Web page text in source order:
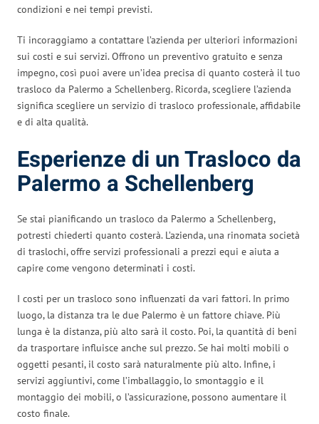
condizioni e nei tempi previsti.
Ti incoraggiamo a contattare l’azienda per ulteriori informazioni
sui costi e sui servizi. Offrono un preventivo gratuito e senza
impegno, così puoi avere un’idea precisa di quanto costerà il tuo
trasloco da Palermo a Schellenberg. Ricorda, scegliere l’azienda
significa scegliere un servizio di trasloco professionale, affidabile
e di alta qualità.
Esperienze di un Trasloco da
Palermo a Schellenberg
Se stai pianificando un trasloco da Palermo a Schellenberg,
potresti chiederti quanto costerà. L’azienda, una rinomata società
di traslochi, offre servizi professionali a prezzi equi e aiuta a
capire come vengono determinati i costi.
I costi per un trasloco sono influenzati da vari fattori. In primo
luogo, la distanza tra le due Palermo è un fattore chiave. Più
lunga è la distanza, più alto sarà il costo. Poi, la quantità di beni
da trasportare influisce anche sul prezzo. Se hai molti mobili o
oggetti pesanti, il costo sarà naturalmente più alto. Infine, i
servizi aggiuntivi, come l’imballaggio, lo smontaggio e il
montaggio dei mobili, o l’assicurazione, possono aumentare il
costo finale.